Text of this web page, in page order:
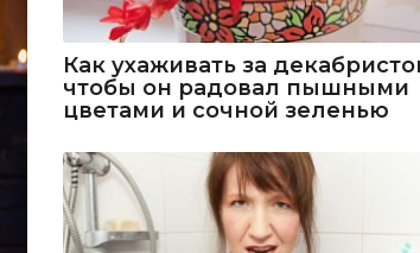
Как ухаживать за
чтобы он радовал пышными
цветами и сочной зеленью